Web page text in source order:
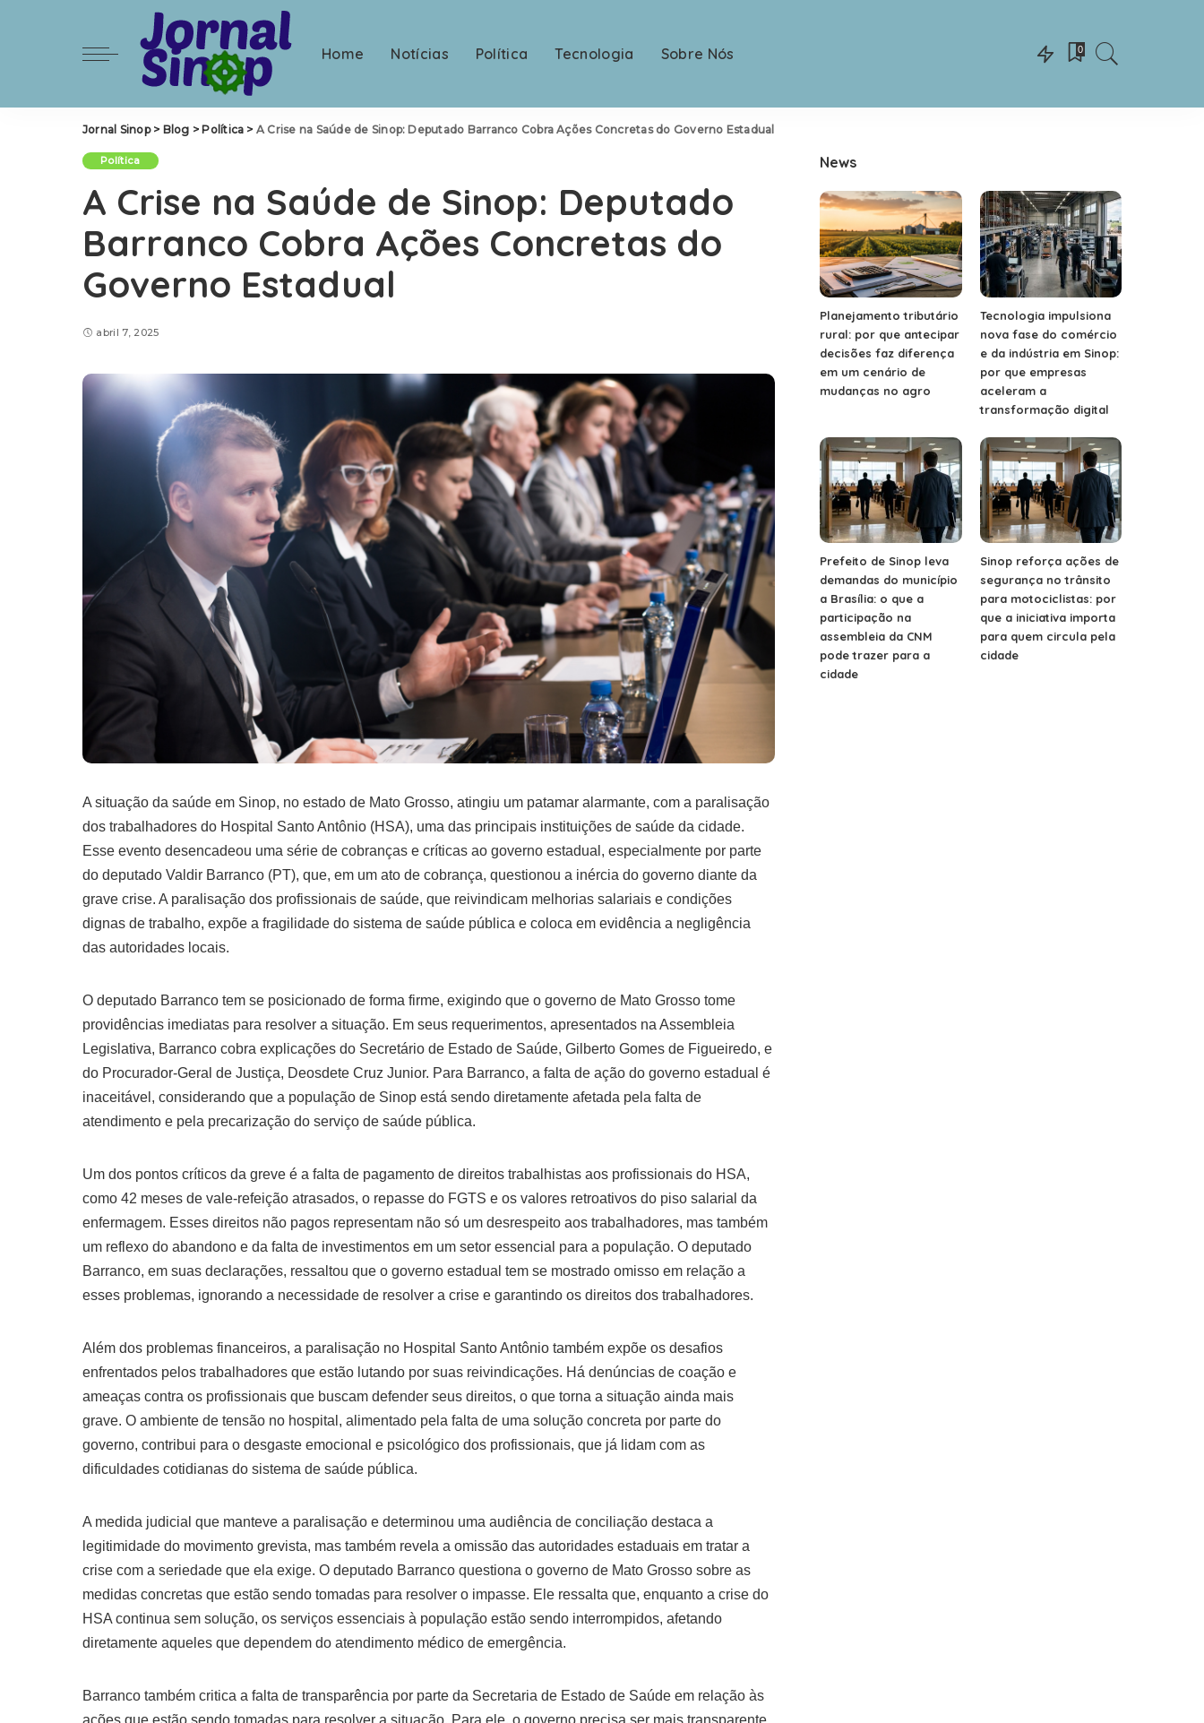
Home Notícias Política Tecnologia Sobre Nós 0
Jornal Sinop> Blog > Política > A Crise na Saúde de Sinop: Deputado Barranco Cobra Ações Concretas do Governo Estadual
Política
A Crise na Saúde de Sinop: Deputado
Barranco Cobra Ações Concretas do
Governo Estadual
abril 7, 2025
A situação da saúde em Sinop, no estado de Mato Grosso, atingiu um patamar alarmante, com a paralisação
dos trabalhadores do Hospital Santo Antônio (HSA), uma das principais instituições de saúde da cidade.
Esse evento desencadeou uma série de cobranças e críticas ao governo estadual, especialmente por parte
do deputado Valdir Barranco (PT), que, em um ato de cobrança, questionou a inércia do governo diante da
grave crise. A paralisação dos profissionais de saúde, que reivindicam melhorias salariais e condições
dignas de trabalho, expõe a fragilidade do sistema de saúde pública e coloca em evidência a negligência
das autoridades locais.
O deputado Barranco tem se posicionado de forma firme, exigindo que o governo de Mato Grosso tome
providências imediatas para resolver a situação. Em seus requerimentos, apresentados na Assembleia
Legislativa, Barranco cobra explicações do Secretário de Estado de Saúde, Gilberto Gomes de Figueiredo, e
do Procurador-Geral de Justiça, Deosdete Cruz Junior. Para Barranco, a falta de ação do governo estadual é
inaceitável, considerando que a população de Sinop está sendo diretamente afetada pela falta de
atendimento e pela precarização do serviço de saúde pública.
Um dos pontos críticos da greve é a falta de pagamento de direitos trabalhistas aos profissionais do HSA,
como 42 meses de vale-refeição atrasados, o repasse do FGTS e os valores retroativos do piso salarial da
enfermagem. Esses direitos não pagos representam não só um desrespeito aos trabalhadores, mas também
um reflexo do abandono e da falta de investimentos em um setor essencial para a população. O deputado
Barranco, em suas declarações, ressaltou que o governo estadual tem se mostrado omisso em relação a
esses problemas, ignorando a necessidade de resolver a crise e garantindo os direitos dos trabalhadores.
Além dos problemas financeiros, a paralisação no Hospital Santo Antônio também expõe os desafios
enfrentados pelos trabalhadores que estão lutando por suas reivindicações. Há denúncias de coação e
ameaças contra os profissionais que buscam defender seus direitos, o que torna a situação ainda mais
grave. O ambiente de tensão no hospital, alimentado pela falta de uma solução concreta por parte do
governo, contribui para o desgaste emocional e psicológico dos profissionais, que já lidam com as
dificuldades cotidianas do sistema de saúde pública.
A medida judicial que manteve a paralisação e determinou uma audiência de conciliação destaca a
legitimidade do movimento grevista, mas também revela a omissão das autoridades estaduais em tratar a
crise com a seriedade que ela exige. O deputado Barranco questiona o governo de Mato Grosso sobre as
medidas concretas que estão sendo tomadas para resolver o impasse. Ele ressalta que, enquanto a crise do
HSA continua sem solução, os serviços essenciais à população estão sendo interrompidos, afetando
diretamente aqueles que dependem do atendimento médico de emergência.
Barranco também critica a falta de transparência por parte da Secretaria de Estado de Saúde em relação às
ações que estão sendo tomadas para resolver a situação. Para ele, o governo precisa ser mais transparente
News
Planejamento tributário
rural: por que antecipar
decisões faz diferença
em um cenário de
mudanças no agro
Tecnologia impulsiona
nova fase do comércio
e da indústria em Sinop:
por que empresas
aceleram a
transformação digital
Prefeito de Sinop leva
demandas do município
a Brasília: o que a
participação na
assembleia da CNM
pode trazer para a
cidade
Sinop reforça ações de
segurança no trânsito
para motociclistas: por
que a iniciativa importa
para quem circula pela
cidade